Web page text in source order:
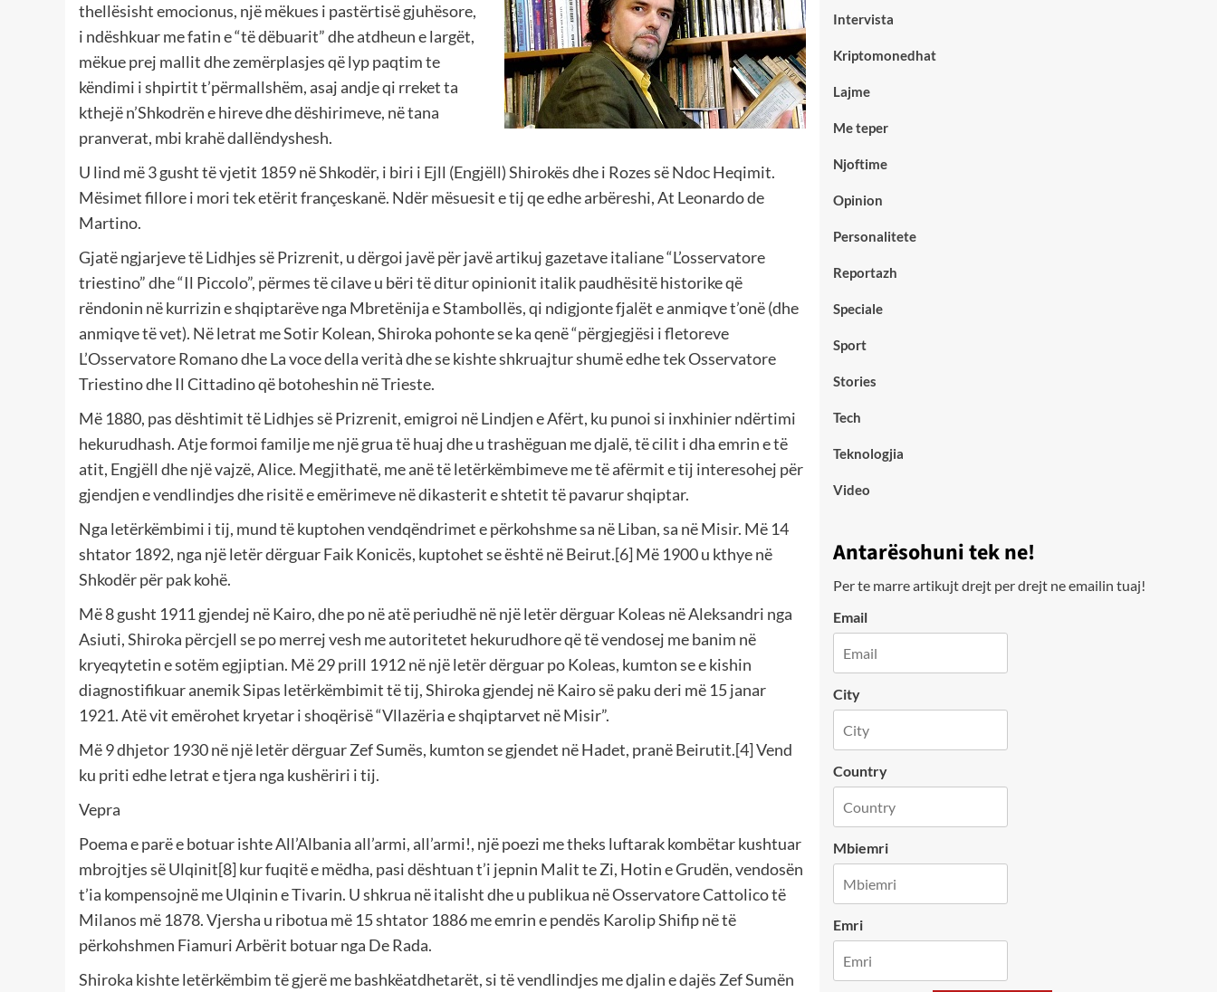
thellësisht emocionus, një mëkues i pastërtisë gjuhësore,
i ndëshkuar me fatin e “të dëbuarit” dhe atdheun e largët,
mëkue prej mallit dhe zemërplasjes që lyp paqtim te
këndimi i shpirtit t’përmallshëm, asaj andje qi rreket ta
kthejë n’Shkodrën e hireve dhe dëshirimeve, në tana
pranverat, mbi krahë dallëndyshesh.
U lind më 3 gusht të vjetit 1859 në Shkodër, i biri i Ejll (Engjëll) Shirokës dhe i Rozes së Ndoc Heqimit.
Mësimet fillore i mori tek etërit françeskanë. Ndër mësuesit e tij qe edhe arbëreshi, At Leonardo de
Martino.
Gjatë ngjarjeve të Lidhjes së Prizrenit, u dërgoi javë për javë artikuj gazetave italiane “L’osservatore
triestino” dhe “Il Piccolo”, përmes të cilave u bëri të ditur opinionit italik paudhësitë historike që
rëndonin në kurrizin e shqiptarëve nga Mbretënija e Stambollës, qi ndigjonte fjalët e anmiqve t’onë (dhe
anmiqve të vet). Në letrat me Sotir Kolean, Shiroka pohonte se ka qenë “përgjegjësi i fletoreve
L’Osservatore Romano dhe La voce della verità dhe se kishte shkruajtur shumë edhe tek Osservatore
Triestino dhe Il Cittadino që botoheshin në Trieste.
Më 1880, pas dështimit të Lidhjes së Prizrenit, emigroi në Lindjen e Afërt, ku punoi si inxhinier ndërtimi
hekurudhash. Atje formoi familje me një grua të huaj dhe u trashëguan me djalë, të cilit i dha emrin e të
atit, Engjëll dhe një vajzë, Alice. Megjithatë, me anë të letërkëmbimeve me të afërmit e tij interesohej për
gjendjen e vendlindjes dhe risitë e emërimeve në dikasterit e shtetit të pavarur shqiptar.
Nga letërkëmbimi i tij, mund të kuptohen vendqëndrimet e përkohshme sa në Liban, sa në Misir. Më 14
shtator 1892, nga një letër dërguar Faik Konicës, kuptohet se është në Beirut.[6] Më 1900 u kthye në
Shkodër për pak kohë.
Më 8 gusht 1911 gjendej në Kairo, dhe po në atë periudhë në një letër dërguar Koleas në Aleksandri nga
Asiuti, Shiroka përcjell se po merrej vesh me autoritetet hekurudhore që të vendosej me banim në
kryeqytetin e sotëm egjiptian. Më 29 prill 1912 në një letër dërguar po Koleas, kumton se e kishin
diagnostifikuar anemik Sipas letërkëmbimit të tij, Shiroka gjendej në Kairo së paku deri më 15 janar
1921. Atë vit emërohet kryetar i shoqërisë “Vllazëria e shqiptarvet në Misir”.
Më 9 dhjetor 1930 në një letër dërguar Zef Sumës, kumton se gjendet në Hadet, pranë Beirutit.[4] Vend
ku priti edhe letrat e tjera nga kushëriri i tij.
Vepra
Poema e parë e botuar ishte All’Albania all’armi, all’armi!, një poezi me theks luftarak kombëtar kushtuar
mbrojtjes së Ulqinit[8] kur fuqitë e mëdha, pasi dështuan t’i jepnin Malit te Zi, Hotin e Grudën, vendosën
t’ia kompensojnë me Ulqinin e Tivarin. U shkrua në italisht dhe u publikua në Osservatore Cattolico të
Milanos më 1878. Vjersha u ribotua më 15 shtator 1886 me emrin e pendës Karolip Shifip në të
përkohshmen Fiamuri Arbërit botuar nga De Rada.
Shiroka kishte letërkëmbim të gjerë me bashkëatdhetarët, si të vendlindjes me djalin e dajës Zef Sumën
Intervista
Kriptomonedhat
Lajme
Me teper
Njoftime
Opinion
Personalitete
Reportazh
Speciale
Sport
Stories
Tech
Teknologjia
Video
Antarësohuni tek ne!
Per te marre artikujt drejt per drejt ne emailin tuaj!
Email
City
Country
Mbiemri
Emri